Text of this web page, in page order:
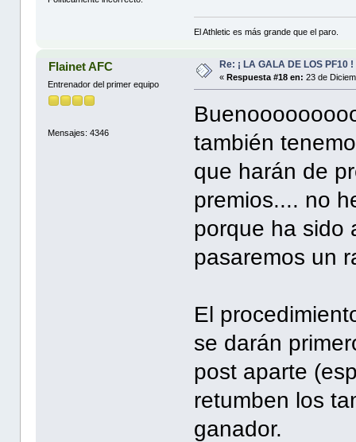
El Athletic es más grande que el paro.
Flainet AFC
Entrenador del primer equipo
Mensajes: 4346
Re: ¡ LA GALA DE LOS PF10 !
«Respuesta #18 en: 23 de
también
que harán de
premios.... no
porque ha sido
pasaremos un
El
se darán
post aparte
retumben los
ganador.